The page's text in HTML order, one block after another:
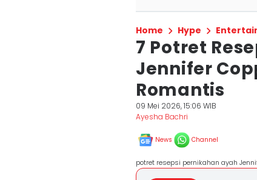
Home Hype
7 Potret
Jennifer
Romantis
09 Mei 2026, 15:06 WIB
Ayesha Bachri
News Channel
potret resepsi pernikahan ayah